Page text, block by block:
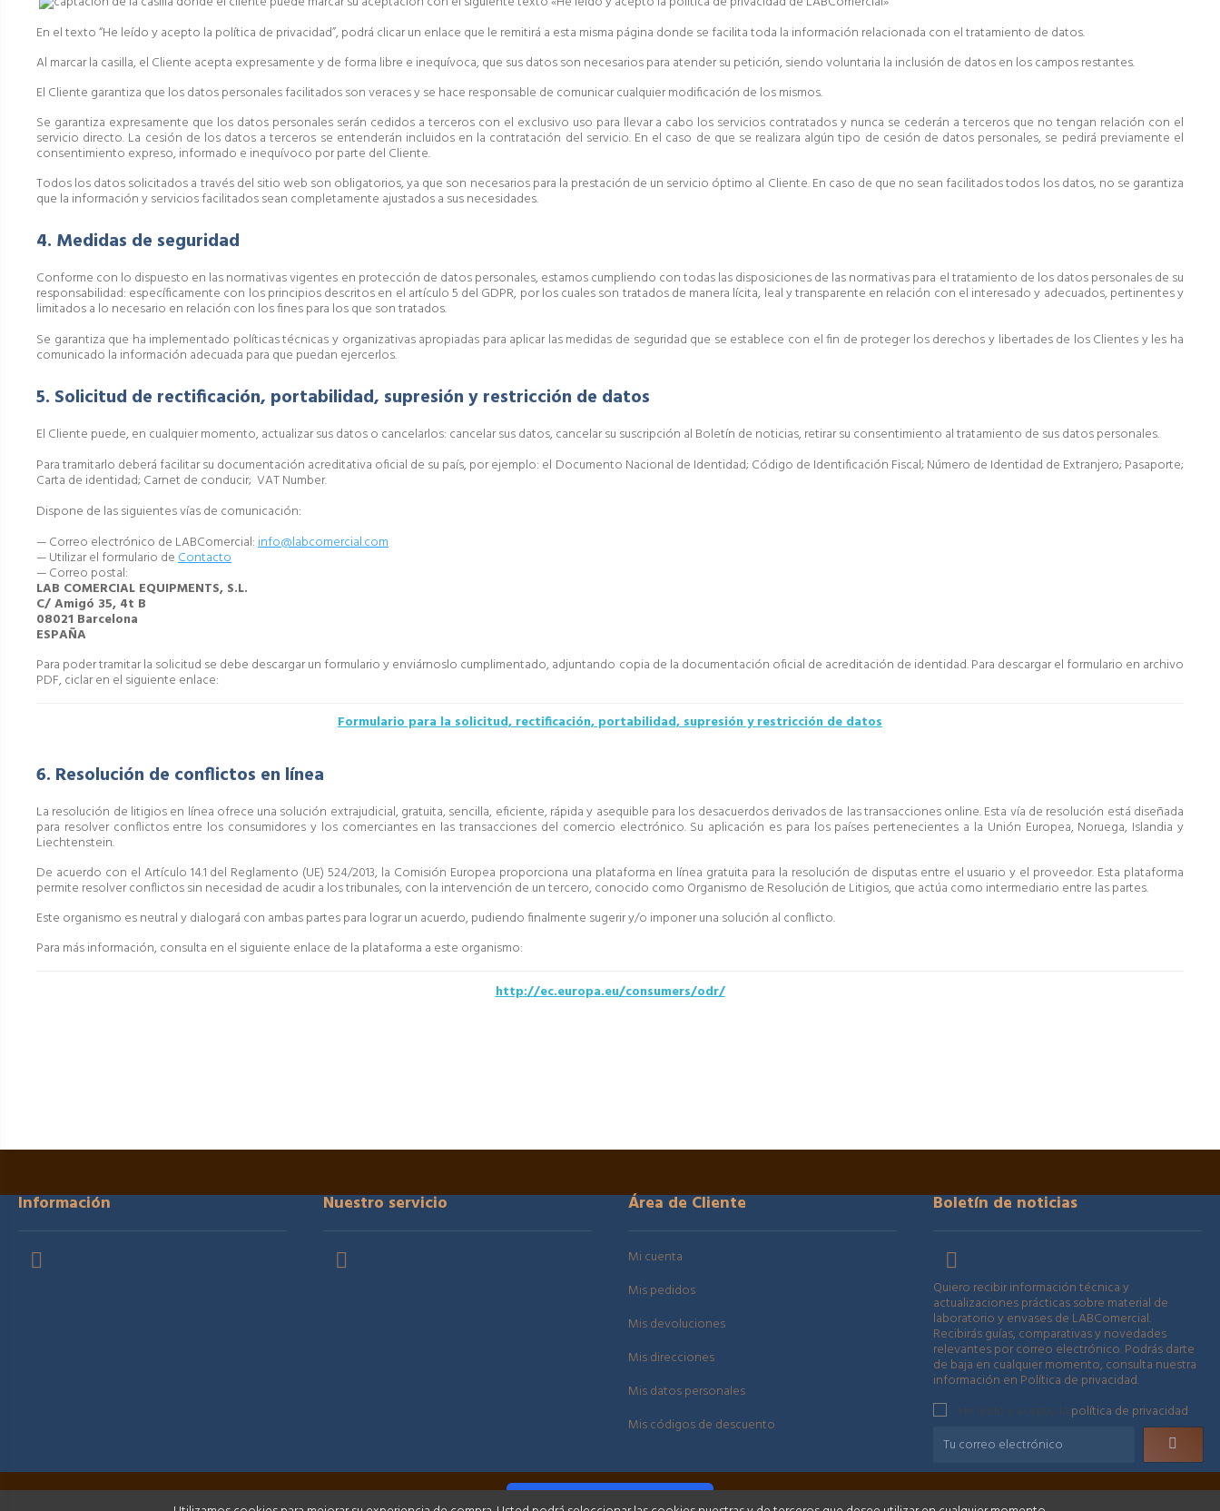
En el texto “He leído y acepto la política de privacidad”, podrá clicar un enlace que le remitirá a esta misma página donde se facilita toda la información relacionada con el tratamiento de datos.
Al marcar la casilla, el Cliente acepta expresamente y de forma libre e inequívoca, que sus datos son necesarios para atender su petición, siendo voluntaria la inclusión de datos en los campos restantes.
El Cliente garantiza que los datos personales facilitados son veraces y se hace responsable de comunicar cualquier modificación de los mismos.
Se garantiza expresamente que los datos personales serán cedidos a terceros con el exclusivo uso para llevar a cabo los servicios contratados y nunca se cederán a terceros que no tengan relación con el
servicio directo. La cesión de los datos a terceros se entenderán incluidos en la contratación del servicio. En el caso de que se realizara algún tipo de cesión de datos personales, se pedirá previamente el
consentimiento expreso, informado e inequívoco por parte del Cliente.
Todos los datos solicitados a través del sitio web son obligatorios, ya que son necesarios para la prestación de un servicio óptimo al Cliente. En caso de que no sean facilitados todos los datos, no se garantiza
que la información y servicios facilitados sean completamente ajustados a sus necesidades.
4. Medidas de seguridad
Conforme con lo dispuesto en las normativas vigentes en protección de datos personales, estamos cumpliendo con todas las disposiciones de las normativas para el tratamiento de los datos personales de su
responsabilidad: específicamente con los principios descritos en el artículo 5 del GDPR, por los cuales son tratados de manera lícita, leal y transparente en relación con el interesado y adecuados, pertinentes y
limitados a lo necesario en relación con los fines para los que son tratados.
Se garantiza que ha implementado políticas técnicas y organizativas apropiadas para aplicar las medidas de seguridad que se establece con el fin de proteger los derechos y libertades de los Clientes y les ha
comunicado la información adecuada para que puedan ejercerlos.
5. Solicitud de rectificación, portabilidad, supresión y restricción de datos
El Cliente puede, en cualquier momento, actualizar sus datos o cancelarlos: cancelar sus datos, cancelar su suscripción al Boletín de noticias, retirar su consentimiento al tratamiento de sus datos personales.
Para tramitarlo deberá facilitar su documentación acreditativa oficial de su país, por ejemplo: el Documento Nacional de Identidad; Código de Identificación Fiscal; Número de Identidad de Extranjero; Pasaporte;
Carta de identidad; Carnet de conducir; VAT Number.
Dispone de las siguientes vías de comunicación:
— Correo electrónico de LABComercial:info@labcomercial.com
— Utilizar el formulario deContacto
— Correo postal:
LAB COMERCIAL EQUIPMENTS, S.L.
C/ Amigó 35, 4t B
08021 Barcelona
ESPAÑA
Para poder tramitar la solicitud se debe descargar un formulario y enviárnoslo cumplimentado, adjuntando copia de la documentación oficial de acreditación de identidad. Para descargar el formulario en archivo
PDF, ciclar en el siguiente enlace:
Formulario para la solicitud, rectificación, portabilidad, supresión y restricción de datos
6. Resolución de conflictos en línea
La resolución de litigios en línea ofrece una solución extrajudicial, gratuita, sencilla, eficiente, rápida y asequible para los desacuerdos derivados de las transacciones online. Esta vía de resolución está diseñada
para resolver conflictos entre los consumidores y los comerciantes en las transacciones del comercio electrónico. Su aplicación es para los países pertenecientes a la Unión Europea, Noruega, Islandia y
Liechtenstein.
De acuerdo con el Artículo 14.1 del Reglamento (UE) 524/2013, la Comisión Europea proporciona una plataforma en línea gratuita para la resolución de disputas entre el usuario y el proveedor. Esta plataforma
permite resolver conflictos sin necesidad de acudir a los tribunales, con la intervención de un tercero, conocido como Organismo de Resolución de Litigios, que actúa como intermediario entre las partes.
Este organismo es neutral y dialogará con ambas partes para lograr un acuerdo, pudiendo finalmente sugerir y/o imponer una solución al conflicto.
Para más información, consulta en el siguiente enlace de la plataforma a este organismo:
http://ec.europa.eu/consumers/odr/
Información

Nuestro servicio

Área de Cliente
Mi cuenta
Mis pedidos
Mis devoluciones
Mis direcciones
Mis datos personales
Mis códigos de descuento
Boletín de noticias

Quiero recibir información técnica y
actualizaciones prácticas sobre material de
laboratorio y envases de LABComercial.
Recibirás guías, comparativas y novedades
relevantes por correo electrónico. Podrás darte
de baja en cualquier momento, consulta nuestra
información en Política de privacidad.
He leído y acepto la política de privacidad
DESISTIR DEL CONTRATO